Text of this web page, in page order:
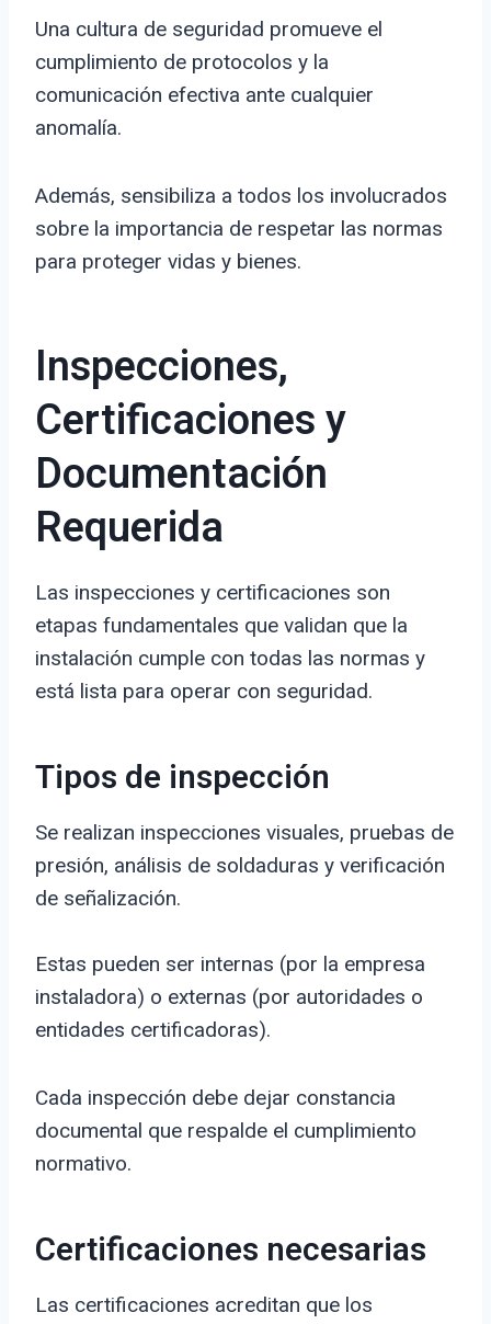
Una cultura de seguridad promueve el
cumplimiento de protocolos y la
comunicación efectiva ante cualquier
anomalía.
Además, sensibiliza a todos los involucrados
sobre la importancia de respetar las normas
para proteger vidas y bienes.
Inspecciones,
Certificaciones y
Documentación
Requerida
Las inspecciones y certificaciones son
etapas fundamentales que validan que la
instalación cumple con todas las normas y
está lista para operar con seguridad.
Tipos de inspección
Se realizan inspecciones visuales, pruebas de
presión, análisis de soldaduras y verificación
de señalización.
Estas pueden ser internas (por la empresa
instaladora) o externas (por autoridades o
entidades certificadoras).
Cada inspección debe dejar constancia
documental que respalde el cumplimiento
normativo.
Certificaciones necesarias
Las certificaciones acreditan que los